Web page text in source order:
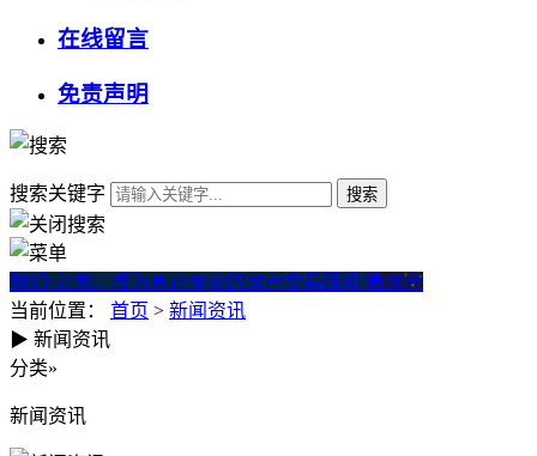
在线留言
免责声明
搜索关键字
我们·立志。成为真正专业的房产交易顾问 微房产
当前位置： 首页 > 新闻资讯
房屋测评C级是什么意思？一
▶ 新闻资讯
分类»
新闻资讯